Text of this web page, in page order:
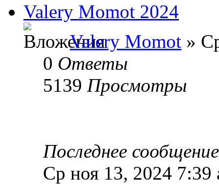
Valery Momot 2024
Valery Momot »
0 Ответы
5139 Просмотры
Последнее
Ср ноя 13, 2024 7:39